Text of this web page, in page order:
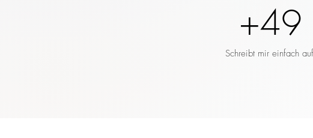
+49
Schreibt mir einfach auf